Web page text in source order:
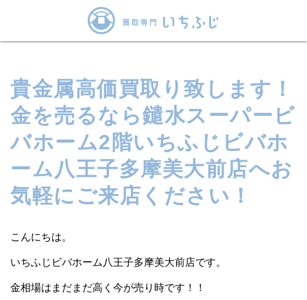
貴金属高価買取り致します！
金を売るなら鑓水スーパービ
バホーム2階いちふじビバホ
ーム八王子多摩美大前店へお
気軽にご来店ください！
こんにちは。
いちふじビバホーム八王子多摩美大前店です。
金相場はまだまだ高く今が売り時です！！